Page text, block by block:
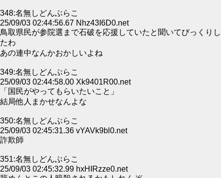
348:名無しどんぶらこ
25/09/03 02:44:56.67 Nhz43I6D0.net
鳥取県民が参院選まで石破を応援していたと聞いてびっくりし
たわ
あの連中なんかおかしいよね
349:名無しどんぶらこ
25/09/03 02:44:58.00 Xk9401R00.net
「国民がやってもらいたいこと」
結局他人まかせなんよな
350:名無しどんぶらこ
25/09/03 02:45:31.36 vYAVk9bl0.net
詐欺師
351:名無しどんぶらこ
25/09/03 02:45:32.99 hxHIRzze0.net